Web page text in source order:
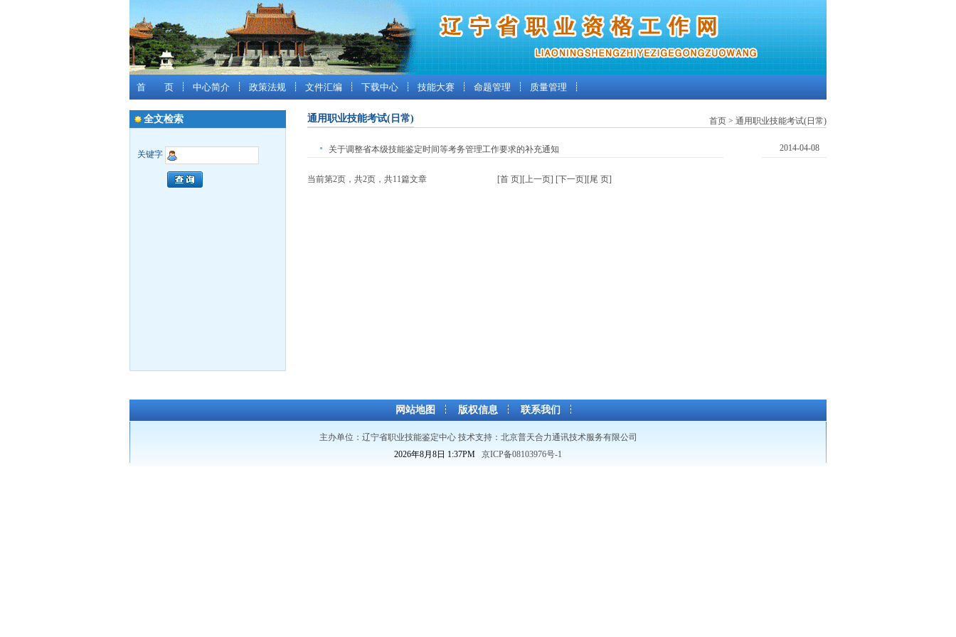
首 页 ┊ 中心简介 ┊ 政策法规 ┊ 文件汇编 ┊ 下载中心 ┊ 技能大赛 ┊ 命题管理 ┊ 质量管理 ┊
全文检索
关键字
通用职业技能考试(日常) 首页 > 通用职业技能考试(日常)
关于调整省本级技能鉴定时间等考务管理工作要求的补充通知 2014-04-08
当前第2页，共2页，共11篇文章 [首 页] [上一页] [下一页] [尾 页]
网站地图 版权信息 联系我们
主办单位：辽宁省职业技能鉴定中心 技术支持： 北京普天合力通讯技术服务有限公司
2026年8月8日 1:37PM 京ICP备08103976号-1